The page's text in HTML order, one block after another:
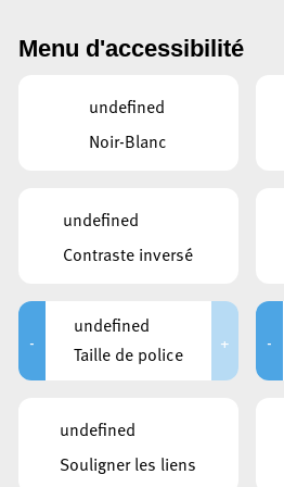
Menu d'accessibilité
undefined
Noir-Blanc
undefined
Contraste inversé
-
undefined
Taille de police
+ -
undefined
Souligner les liens